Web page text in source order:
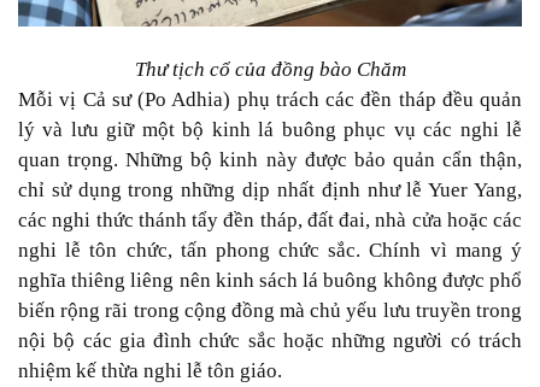
Thư tịch cổ của đồng bào Chăm
Mỗi vị Cả sư (Po Adhia) phụ trách các đền tháp đều quản
lý và lưu giữ một bộ kinh lá buông phục vụ các nghi lễ
quan trọng. Những bộ kinh này được bảo quản cẩn thận,
chỉ sử dụng trong những dịp nhất định như lễ Yuer Yang,
các nghi thức thánh tẩy đền tháp, đất đai, nhà cửa hoặc các
nghi lễ tôn chức, tấn phong chức sắc. Chính vì mang ý
nghĩa thiêng liêng nên kinh sách lá buông không được phổ
biến rộng rãi trong cộng đồng mà chủ yếu lưu truyền trong
nội bộ các gia đình chức sắc hoặc những người có trách
nhiệm kế thừa nghi lễ tôn giáo.